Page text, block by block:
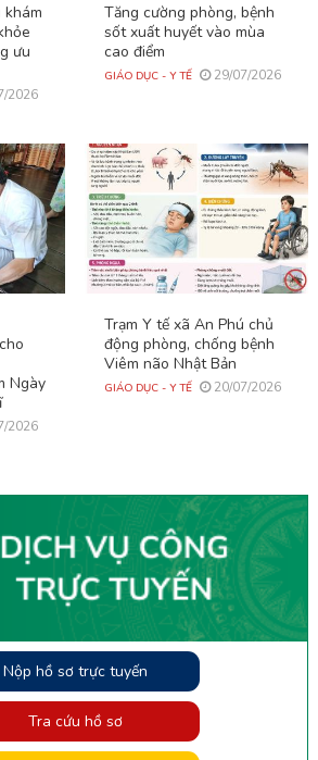
khám
ưu
2026
Tăng cường phòng, bệnh
sốt xuất huyết vào mùa
cao điểm
GIÁO DỤC - Y TẾ 29/07/2026
Ngày
2026
Trạm Y tế xã An Phú chủ
động phòng, chống bệnh
Viêm não Nhật Bản
GIÁO DỤC - Y TẾ 20/07/2026
Nộp hồ sơ trực tuyến
Tra cứu hồ sơ